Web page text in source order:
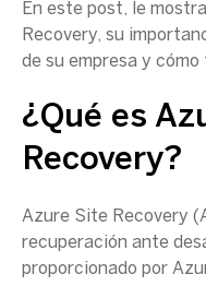
En este post, le
Recovery, su
de su empresa y cómo
¿Qué es
Recovery?
Azure Site Recovery
recuperación ante
proporcionado por